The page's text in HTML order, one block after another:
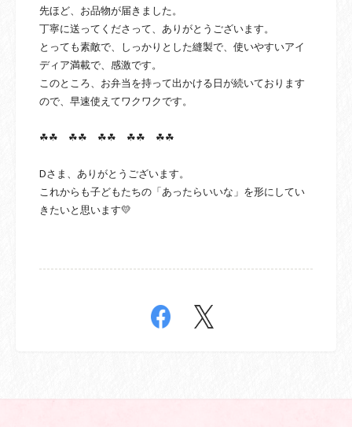
先ほど、お品物が届きました。
丁寧に送ってくださって、ありがとうございます。
とっても素敵で、しっかりとした縫製で、 使いやすいアイ
ディア満載で、感激です。
このところ、お弁当を持って出かける日が続いております
ので、 早速使えてワクワクです。
☘☘ ☘☘ ☘☘ ☘☘ ☘☘
Dさま、ありがとうございます。
これからも子どもたちの「あったらいいな」を形にしてい
きたいと思います💛